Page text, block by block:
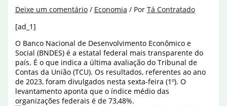
Deixe um comentário / Economia / Por Tá Contratado
[ad_1]
O Banco Nacional de Desenvolvimento Econômico e
Social (BNDES) é a estatal federal mais transparente do
país. É o que indica a última avaliação do Tribunal de
Contas da União (TCU). Os resultados, referentes ao ano
de 2023, foram divulgados nesta sexta-feira (1º). O
levantamento aponta que o índice médio das
organizações federais é de 73,48%.